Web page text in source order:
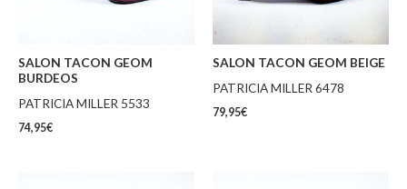
SALON TACON GEOM
BURDEOS
PATRICIA MILLER 5533
74,95€
SALON TACON GEOM BEIGE
PATRICIA MILLER 6478
79,95€